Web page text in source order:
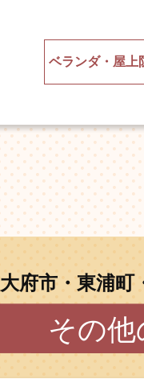
ベランダ・屋上
大府市・東浦町
その他